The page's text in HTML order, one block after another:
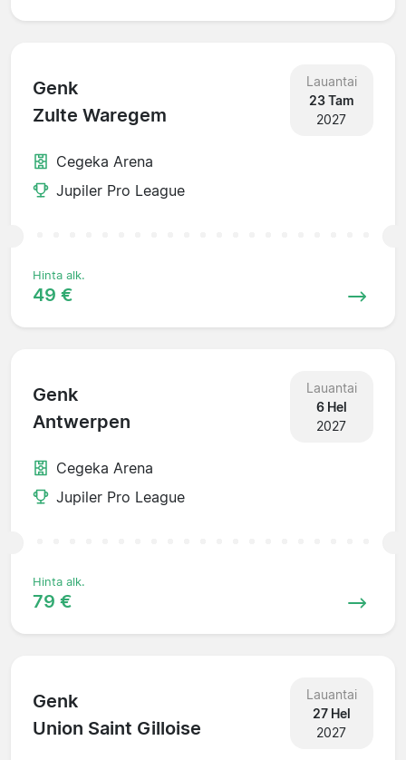
Genk
Zulte Waregem
Lauantai
23 Tam
2027
Cegeka Arena
Jupiler Pro League
Hinta alk.
49 €
Genk
Antwerpen
Lauantai
6 Hel
2027
Cegeka Arena
Jupiler Pro League
Hinta alk.
79 €
Genk
Union Saint Gilloise
Lauantai
27 Hel
2027